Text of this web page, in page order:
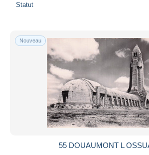
Statut
Nouveau
55 DOUAUMONT L